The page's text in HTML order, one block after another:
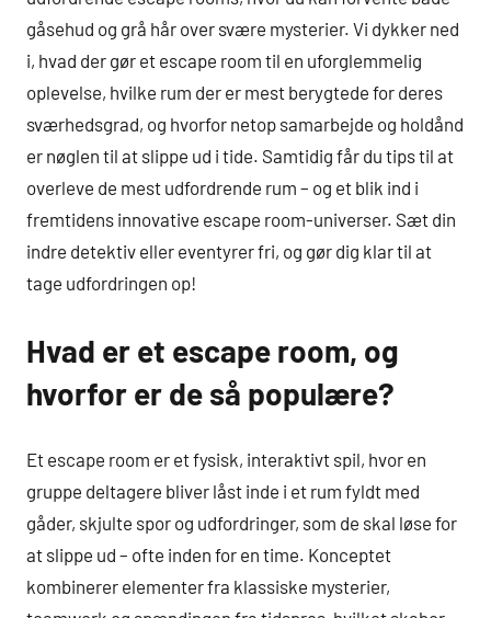
gåsehud og grå hår over svære mysterier. Vi dykker ned
i, hvad der gør et escape room til en uforglemmelig
oplevelse, hvilke rum der er mest berygtede for deres
sværhedsgrad, og hvorfor netop samarbejde og holdånd
er nøglen til at slippe ud i tide. Samtidig får du tips til at
overleve de mest udfordrende rum – og et blik ind i
fremtidens innovative escape room-universer. Sæt din
indre detektiv eller eventyrer fri, og gør dig klar til at
tage udfordringen op!
Hvad er et escape room, og
hvorfor er de så populære?
Et escape room er et fysisk, interaktivt spil, hvor en
gruppe deltagere bliver låst inde i et rum fyldt med
gåder, skjulte spor og udfordringer, som de skal løse for
at slippe ud – ofte inden for en time. Konceptet
kombinerer elementer fra klassiske mysterier,